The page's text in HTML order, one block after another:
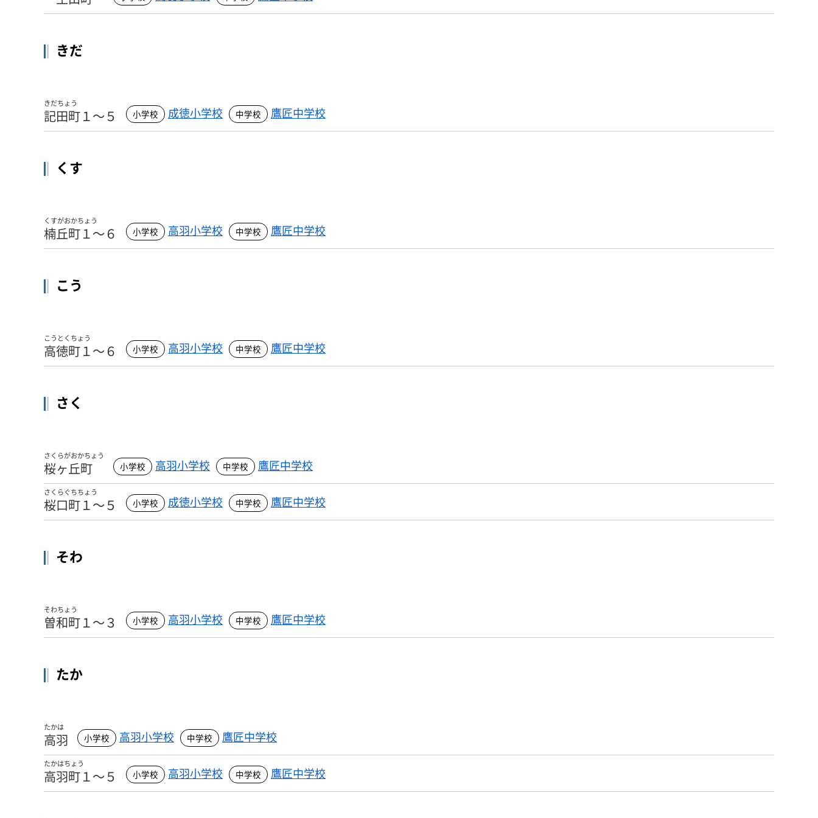
きだ
きだちょう
記田町１～５ 成徳小学校 鷹匠中学校
くす
くすがおかちょう
楠丘町１～６ 高羽小学校 鷹匠中学校
こう
こうとくちょう
高徳町１～６ 高羽小学校 鷹匠中学校
さく
さくらがおかちょう
桜ヶ丘町 高羽小学校 鷹匠中学校
さくらぐちちょう
桜口町１～５ 成徳小学校 鷹匠中学校
そわ
そわちょう
曽和町１～３ 高羽小学校 鷹匠中学校
たか
たかは
高羽 高羽小学校 鷹匠中学校
たかはちょう
高羽町１～５ 高羽小学校 鷹匠中学校